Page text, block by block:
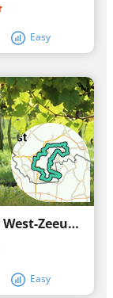
Easy
Betoverende wijngaardroute door West-Zeeuws-Vlaanderen
Easy